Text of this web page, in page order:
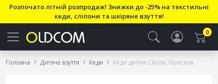
Розпочато літній розпродаж! Знижки до -25% на текстильні
кеди, сліпони та шкіряне взуття!
0
Головна Дитяче взуття Кеди Кеди дитячі Classic бірюзові